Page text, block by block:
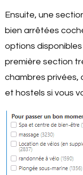
Ensuite, une
bien arrêtées
options
première section
chambres privées,
et hostels si vous